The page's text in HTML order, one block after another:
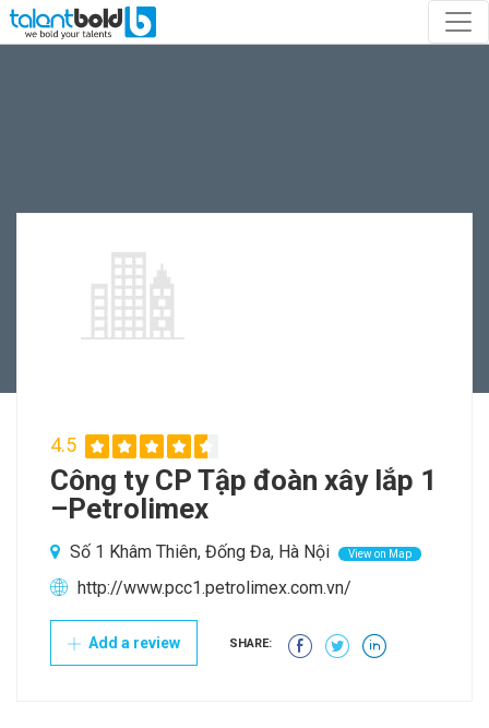
4.5
Công ty CP Tập đoàn xây lắp 1
–Petrolimex
Số 1 Khâm Thiên, Đống Đa, Hà Nội View on Map
http://www.pcc1.petrolimex.com.vn/
Add a review SHARE: